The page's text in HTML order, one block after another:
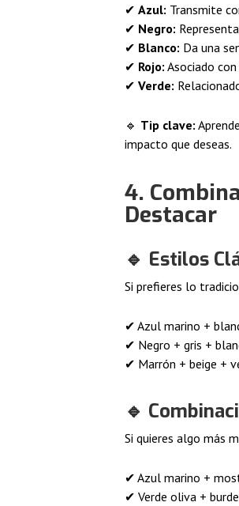
✔ Azul: Transmite
✔ Negro:
✔ Blanco: Da una
✔ Rojo: Asociado
✔ Verde:
🔹 Tip clave:
impacto que deseas.
4.
Destacar
🔹 Estilos
Si prefieres lo
✔ Azul marino +
✔ Negro + gris +
✔ Marrón + beige +
🔹
Si quieres algo más
✔ Azul marino +
✔ Verde oliva +